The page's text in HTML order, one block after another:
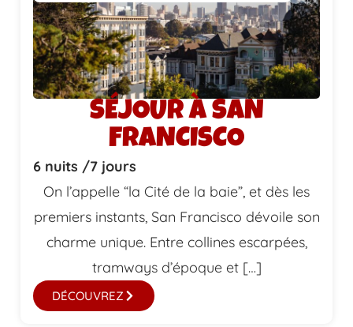
SÉJOUR À SAN
FRANCISCO
6 nuits /7 jours
On l’appelle “la Cité de la baie”, et dès les
premiers instants, San Francisco dévoile son
charme unique. Entre collines escarpées,
tramways d’époque et […]
DÉCOUVREZ